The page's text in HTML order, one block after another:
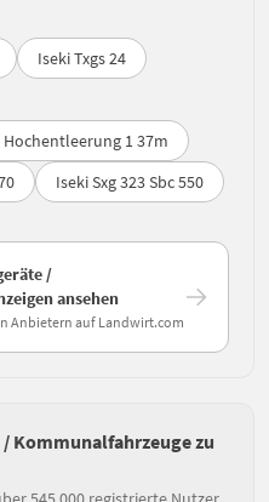
Iseki Txgs 24
Hochentleerung 1 37m
Iseki Sxg 323 Sbc 550
/
ansehen
Anbietern auf Landwirt.com
Kommunalfahrzeuge zu